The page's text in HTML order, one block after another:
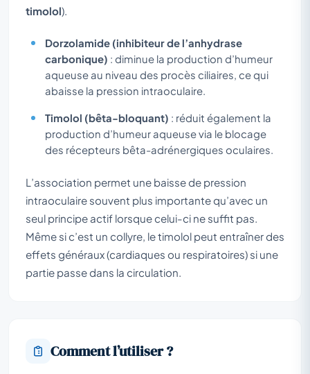
timolol).
Dorzolamide (inhibiteur de l’anhydrase
carbonique) : diminue la production d’humeur
aqueuse au niveau des procès ciliaires, ce qui
abaisse la pression intraoculaire.
Timolol (bêta-bloquant) : réduit également la
production d’humeur aqueuse via le blocage
des récepteurs bêta-adrénergiques oculaires.
L’association permet une baisse de pression
intraoculaire souvent plus importante qu’avec un
seul principe actif lorsque celui-ci ne suffit pas.
Même si c’est un collyre, le timolol peut entraîner des
effets généraux (cardiaques ou respiratoires) si une
partie passe dans la circulation.
Comment l’utiliser ?